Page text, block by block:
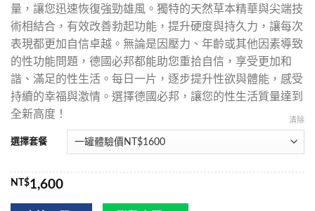
量，讓您迅速恢復強勁雄風。獨特的天然草本精華與尖端技
術相結合，有效改善勃起功能，提升硬度與持久力，讓每次
表現都更加自信卓越。無論是因壓力、年齡或其他因素導致
的性功能問題，德國必邦都能助您重拾自信，享受更加和
諧、滿足的性生活。每日一片，逐步提升性欲與體能，感受
持續的幸福與激情。選擇德國必邦，讓您的性生活質量達到
全新高度！
選擇套餐
清除
NT$1,600